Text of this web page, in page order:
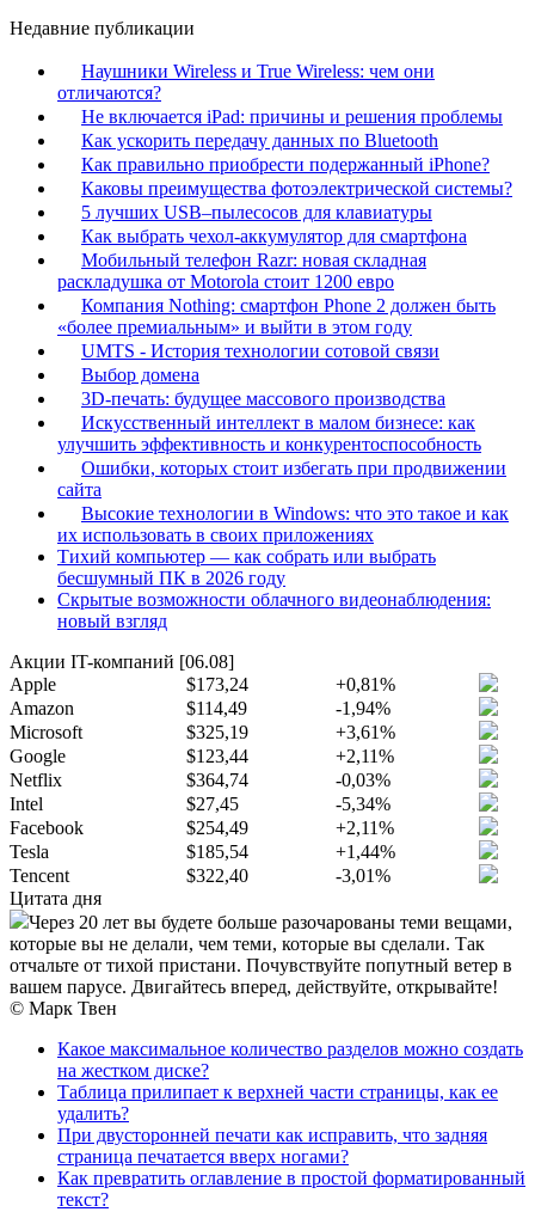
Недавние публикации
Наушники Wireless и True Wireless: чем они
отличаются?
Не включается iPad: причины и решения проблемы
Как ускорить передачу данных по Bluetooth
Как правильно приобрести подержанный iPhone?
Каковы преимущества фотоэлектрической системы?
5 лучших USB–пылесосов для клавиатуры
Как выбрать чехол-аккумулятор для смартфона
Мобильный телефон Razr: новая складная
раскладушка от Motorola стоит 1200 евро
Компания Nothing: смартфон Phone 2 должен быть
«более премиальным» и выйти в этом году
UMTS - История технологии сотовой связи
Выбор домена
3D-печать: будущее массового производства
Искусственный интеллект в малом бизнесе: как
улучшить эффективность и конкурентоспособность
Ошибки, которых стоит избегать при продвижении
сайта
Высокие технологии в Windows: что это такое и как
их использовать в своих приложениях
Тихий компьютер — как собрать или выбрать
бесшумный ПК в 2026 году
Скрытые возможности облачного видеонаблюдения:
новый взгляд
Акции IT-компаний [06.08]
Apple
$173,24
+0,81%
Amazon
$114,49
-1,94%
Microsoft
$325,19
+3,61%
Google
$123,44
+2,11%
Netflix
$364,74
-0,03%
Intel
$27,45
-5,34%
Facebook
$254,49
+2,11%
Tesla
$185,54
+1,44%
Tencent
$322,40
-3,01%
Цитата дня
Через 20 лет вы будете больше разочарованы теми вещами,
которые вы не делали, чем теми, которые вы сделали. Так
отчальте от тихой пристани. Почувствуйте попутный ветер в
вашем парусе. Двигайтесь вперед, действуйте, открывайте!
© Марк Твен
Какое максимальное количество разделов можно создать
на жестком диске?
Таблица прилипает к верхней части страницы, как ее
удалить?
При двусторонней печати как исправить, что задняя
страница печатается вверх ногами?
Как превратить оглавление в простой форматированный
текст?